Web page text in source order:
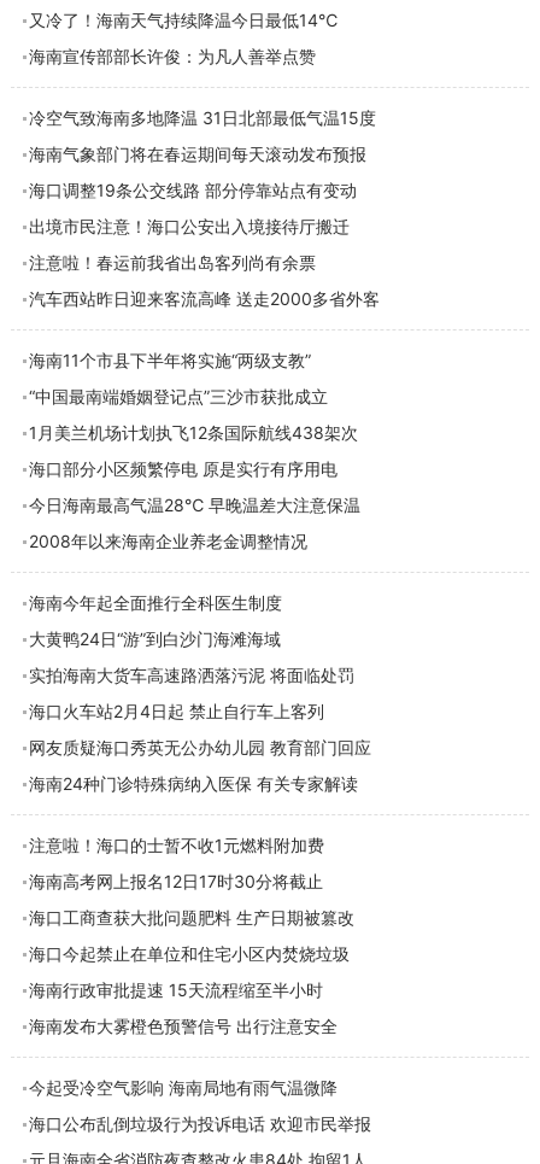
又冷了！海南天气持续降温今日最低14℃
海南宣传部部长许俊：为凡人善举点赞
冷空气致海南多地降温 31日北部最低气温15度
海南气象部门将在春运期间每天滚动发布预报
海口调整19条公交线路 部分停靠站点有变动
出境市民注意！海口公安出入境接待厅搬迁
注意啦！春运前我省出岛客列尚有余票
汽车西站昨日迎来客流高峰 送走2000多省外客
海南11个市县下半年将实施“两级支教”
“中国最南端婚姻登记点”三沙市获批成立
1月美兰机场计划执飞12条国际航线438架次
海口部分小区频繁停电 原是实行有序用电
今日海南最高气温28℃ 早晚温差大注意保温
2008年以来海南企业养老金调整情况
海南今年起全面推行全科医生制度
大黄鸭24日“游”到白沙门海滩海域
实拍海南大货车高速路洒落污泥 将面临处罚
海口火车站2月4日起 禁止自行车上客列
网友质疑海口秀英无公办幼儿园 教育部门回应
海南24种门诊特殊病纳入医保 有关专家解读
注意啦！海口的士暂不收1元燃料附加费
海南高考网上报名12日17时30分将截止
海口工商查获大批问题肥料 生产日期被篡改
海口今起禁止在单位和住宅小区内焚烧垃圾
海南行政审批提速 15天流程缩至半小时
海南发布大雾橙色预警信号 出行注意安全
今起受冷空气影响 海南局地有雨气温微降
海口公布乱倒垃圾行为投诉电话 欢迎市民举报
元旦海南全省消防夜查整改火患84处 拘留1人